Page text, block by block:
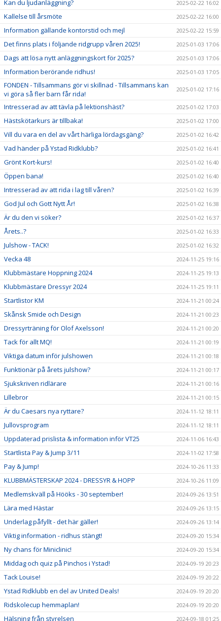
Kan du ljudanläggning? 2025-02-22 16:02
Kallelse till årsmöte 2025-02-22 16:00
Information gällande kontorstid och mejl 2025-02-22 15:59
Det finns plats i följande ridgrupp våren 2025! 2025-01-03 17:06
Dags att lösa nytt anläggningskort för 2025? 2025-01-03 17:06
Information berörande ridhus! 2025-01-03 17:05
FONDEN - Tillsammans gör vi skillnad - Tillsammans kan
vi göra så fler barn får rida!
2025-01-02 17:16
Intresserad av att tävla på lektionshäst? 2025-01-02 17:03
Hästskötarkurs är tillbaka! 2025-01-02 17:00
Vill du vara en del av vårt härliga lördagsgäng? 2025-01-02 16:42
Vad händer på Ystad Ridklubb? 2025-01-02 16:41
Grönt Kort-kurs! 2025-01-02 16:40
Öppen bana! 2025-01-02 16:40
Intresserad av att rida i lag till våren? 2025-01-02 16:39
God Jul och Gott Nytt År! 2025-01-02 16:38
Är du den vi söker? 2025-01-02 16:37
Årets..? 2025-01-02 16:33
Julshow - TACK! 2025-01-02 16:32
Vecka 48 2024-11-25 19:16
Klubbmästare Hoppning 2024 2024-11-25 19:13
Klubbmästare Dressyr 2024 2024-11-25 19:11
Startlistor KM 2024-11-21 00:24
Skånsk Smide och Design 2024-11-21 00:23
Dressyrträning för Olof Axelsson! 2024-11-21 00:20
Tack för allt MQ! 2024-11-21 00:19
Viktiga datum inför julshowen 2024-11-21 00:18
Funktionär på årets julshow? 2024-11-21 00:17
Sjukskriven ridlärare 2024-11-21 00:16
Lillebror 2024-11-21 00:15
Är du Caesars nya ryttare? 2024-11-12 18:11
Jullovsprogram 2024-11-12 18:11
Uppdaterad prislista & information inför VT25 2024-11-06 16:43
Startlista Pay & Jump 3/11 2024-11-02 17:58
Pay & Jump! 2024-10-26 11:33
KLUBBMÄSTERSKAP 2024 - DRESSYR & HOPP 2024-10-26 11:09
Medlemskväll på Hööks - 30 september! 2024-09-26 13:51
Lära med Hästar 2024-09-26 13:15
Underlag påfyllt - det här gäller! 2024-09-26 13:14
Viktig information - ridhus stängt! 2024-09-20 15:34
Ny chans för Miniclinic! 2024-09-20 15:34
Middag och quiz på Pinchos i Ystad! 2024-09-19 20:23
Tack Louise! 2024-09-19 20:22
Ystad Ridklubb en del av United Deals! 2024-09-19 20:20
Ridskolecup hemmaplan! 2024-09-19 20:20
Hälsning från styrelsen 2024-09-18 01:25